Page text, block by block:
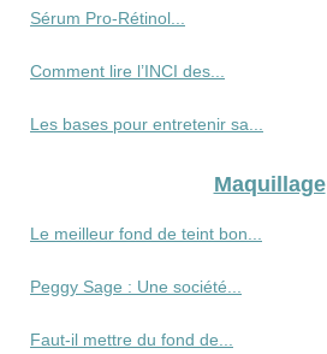
Sérum Pro‑Rétinol...
Comment lire l’INCI des...
Les bases pour entretenir sa...
Maquillage
Le meilleur fond de teint bon...
Peggy Sage : Une société...
Faut-il mettre du fond de...